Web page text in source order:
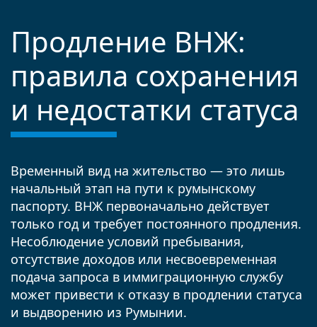
Продление ВНЖ:
правила сохранения
и недостатки статуса
Временный вид на жительство — это лишь
начальный этап на пути к румынскому
паспорту. ВНЖ первоначально действует
только год и требует постоянного продления.
Несоблюдение условий пребывания,
отсутствие доходов или несвоевременная
подача запроса в иммиграционную службу
может привести к отказу в продлении статуса
и выдворению из Румынии.